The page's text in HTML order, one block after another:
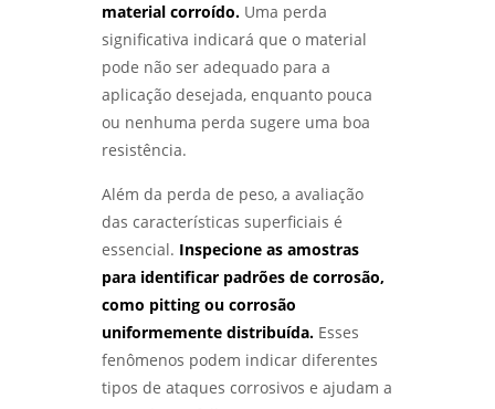
material corroído.Uma perda
significativa indicará que o material
pode não ser adequado para a
aplicação desejada, enquanto pouca
ou nenhuma perda sugere uma boa
resistência.
Além da perda de peso, a avaliação
das características superficiais é
essencial. Inspecione as amostras
para identificar padrões de corrosão,
como pitting ou corrosão
uniformemente distribuída.Esses
fenômenos podem indicar diferentes
tipos de ataques corrosivos e ajudam a